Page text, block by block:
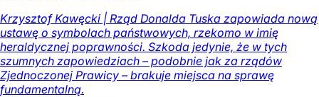
Krzysztof Kawęcki | Rząd Donalda Tuska zapowiada nową
ustawę o symbolach państwowych, rzekomo w imię
heraldycznej poprawności. Szkoda jedynie, że w tych
szumnych zapowiedziach – podobnie jak za rządów
Zjednoczonej Prawicy – brakuje miejsca na sprawę
fundamentalną.